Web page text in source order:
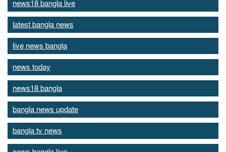
news18 bangla live
latest bangla news
live news bangla
news today
news18 bangla
bangla news update
bangla tv news